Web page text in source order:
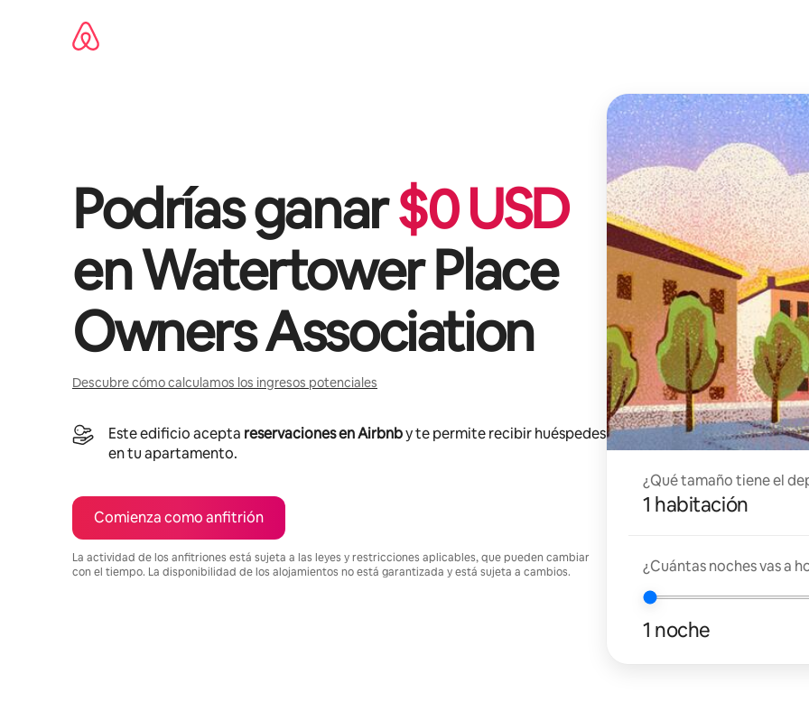
Podrías ganar$0USD
enWatertower Place
Owners Association
Descubre cómo calculamos los ingresos potenciales
Este edificio acepta reservaciones en Airbnby te permite recibir huéspedes
en tu apartamento.
Comienza como anfitrión
La actividad de los anfitriones está sujeta a las leyes y restricciones aplicables, que pueden cambiar
con el tiempo. La disponibilidad de los alojamientos no está garantizada y está sujeta a cambios.
¿Qué tamaño tiene el
1 habitación
¿Cuántas noches vas a
1 noche